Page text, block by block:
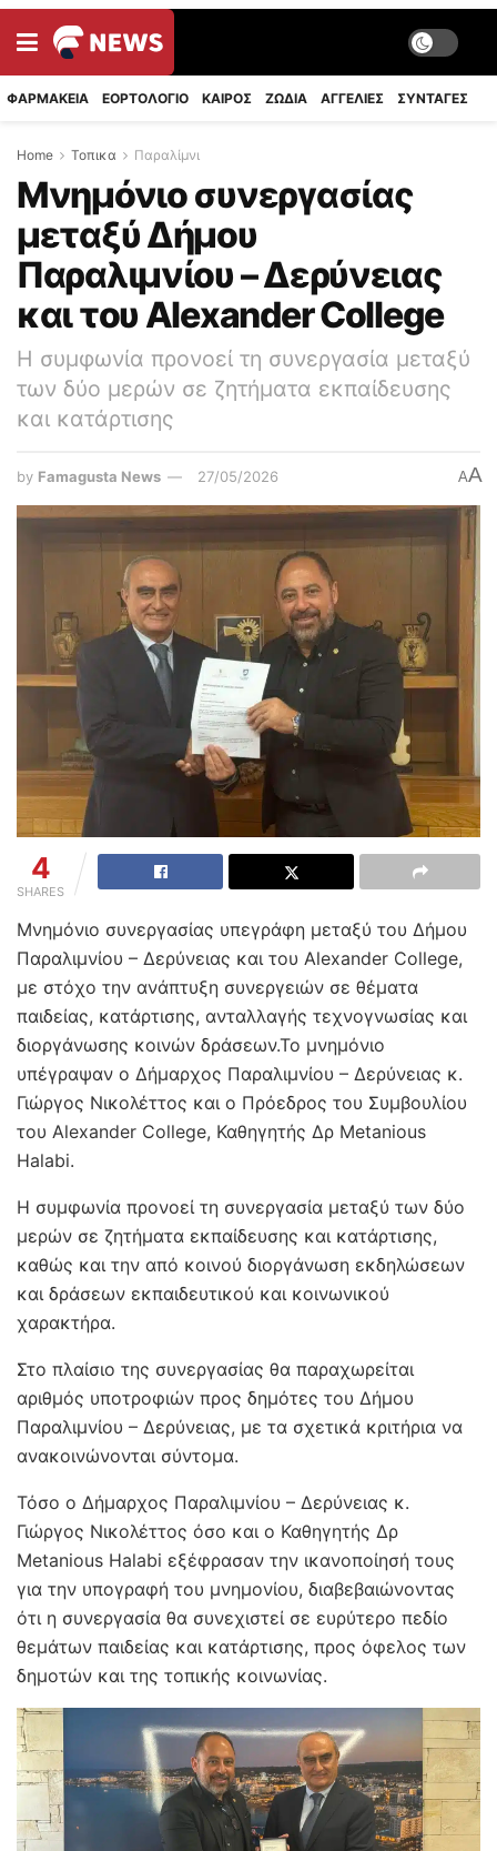
ΦΑΡΜΑΚΕΙΑ ΕΟΡΤΟΛΟΓΙΟ ΚΑΙΡΟΣ ΖΩΔΙΑ ΑΓΓΕΛΙΕΣ ΣΥΝΤΑΓΈΣ
Home Τοπικα Παραλίμνι
Μνημόνιο συνεργασίας
μεταξύ Δήμου
Παραλιμνίου – Δερύνειας
και του Alexander College
Η συμφωνία προνοεί τη συνεργασία μεταξύ
των δύο μερών σε ζητήματα εκπαίδευσης
και κατάρτισης
by Famagusta News 27/05/2026 AA
4
SHARES
Μνημόνιο συνεργασίας υπεγράφη μεταξύ του Δήμου
Παραλιμνίου – Δερύνειας και του Alexander College,
με στόχο την ανάπτυξη συνεργειών σε θέματα
παιδείας, κατάρτισης, ανταλλαγής τεχνογνωσίας και
διοργάνωσης κοινών δράσεων.Το μνημόνιο
υπέγραψαν ο Δήμαρχος Παραλιμνίου – Δερύνειας κ.
Γιώργος Νικολέττος και ο Πρόεδρος του Συμβουλίου
του Alexander College, Καθηγητής Δρ Metanious
Halabi.
Η συμφωνία προνοεί τη συνεργασία μεταξύ των δύο
μερών σε ζητήματα εκπαίδευσης και κατάρτισης,
καθώς και την από κοινού διοργάνωση εκδηλώσεων
και δράσεων εκπαιδευτικού και κοινωνικού
χαρακτήρα.
Στο πλαίσιο της συνεργασίας θα παραχωρείται
αριθμός υποτροφιών προς δημότες του Δήμου
Παραλιμνίου – Δερύνειας, με τα σχετικά κριτήρια να
ανακοινώνονται σύντομα.
Τόσο ο Δήμαρχος Παραλιμνίου – Δερύνειας κ.
Γιώργος Νικολέττος όσο και ο Καθηγητής Δρ
Metanious Halabi εξέφρασαν την ικανοποίησή τους
για την υπογραφή του μνημονίου, διαβεβαιώνοντας
ότι η συνεργασία θα συνεχιστεί σε ευρύτερο πεδίο
θεμάτων παιδείας και κατάρτισης, προς όφελος των
δημοτών και της τοπικής κοινωνίας.